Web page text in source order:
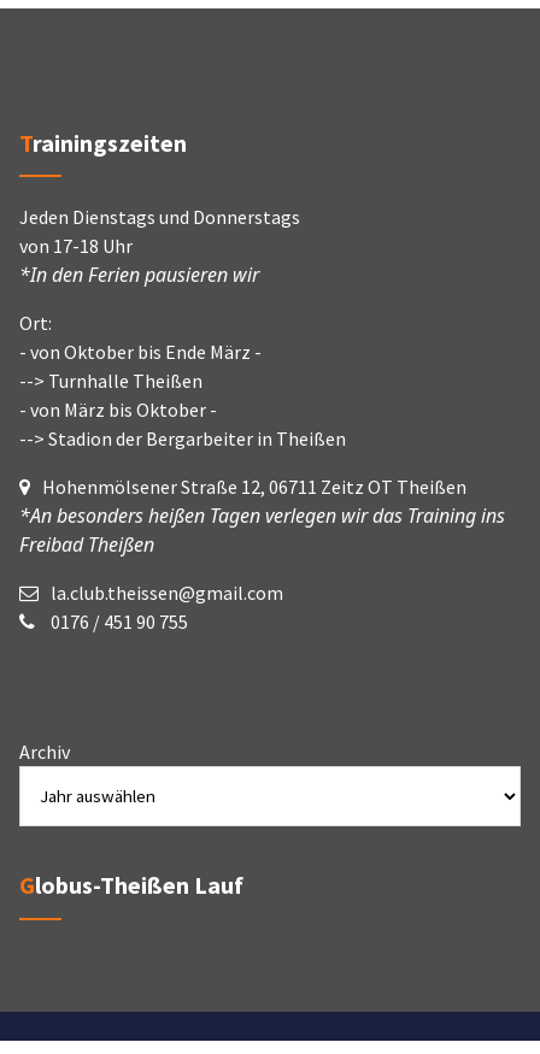
Trainingszeiten
Jeden Dienstags und Donnerstags
von 17-18 Uhr
*In den Ferien pausieren wir
Ort:
- von Oktober bis Ende März -
--> Turnhalle Theißen
- von März bis Oktober -
--> Stadion der Bergarbeiter in Theißen
Hohenmölsener Straße 12, 06711 Zeitz OT Theißen
*An besonders heißen Tagen verlegen wir das Training ins
Freibad Theißen
la.club.theissen@gmail.com
0176 / 451 90 755
Archiv
Globus-Theißen Lauf